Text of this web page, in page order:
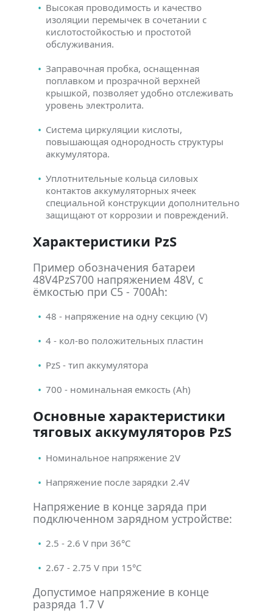
Высокая проводимость и качество
изоляции перемычек в сочетании с
кислотостойкостью и простотой
обслуживания.
Заправочная пробка, оснащенная
поплавком и прозрачной верхней
крышкой, позволяет удобно отслеживать
уровень электролита.
Система циркуляции кислоты,
повышающая однородность структуры
аккумулятора.
Уплотнительные кольца силовых
контактов аккумуляторных ячеек
специальной конструкции дополнительно
защищают от коррозии и повреждений.
Характеристики PzS
Пример обозначения батареи
48V4PzS700 напряжением 48V, с
ёмкостью при C5 - 700Ah:
48 - напряжение на одну секцию (V)
4 - кол-во положительных пластин
PzS - тип аккумулятора
700 - номинальная емкость (Ah)
Основные характеристики
тяговых аккумуляторов PzS
Номинальное напряжение 2V
Напряжение после зарядки 2.4V
Напряжение в конце заряда при
подключенном зарядном устройстве:
2.5 - 2.6 V при 36°С
2.67 - 2.75 V при 15°С
Допустимое напряжение в конце
разряда 1.7 V